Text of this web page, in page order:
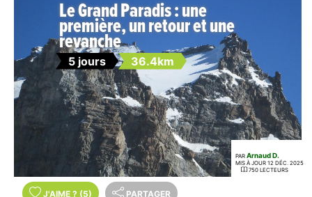
Le Grand Paradis : une
première, un retour et une
revanche
5 jours 36.4km
PAR Arnaud D.
MIS À JOUR 12 DÉC. 2025
750 LECTEURS
J'AIME ? (5) PARTAGER